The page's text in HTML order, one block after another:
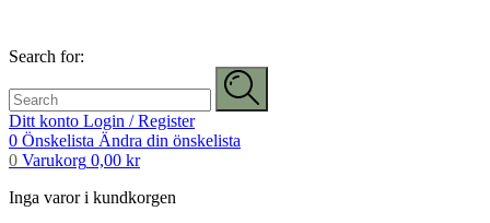
Search for:
Ditt konto Login / Register
0 Önskelista Ändra din önskelista
0 Varukorg 0,00 kr
Inga varor i kundkorgen